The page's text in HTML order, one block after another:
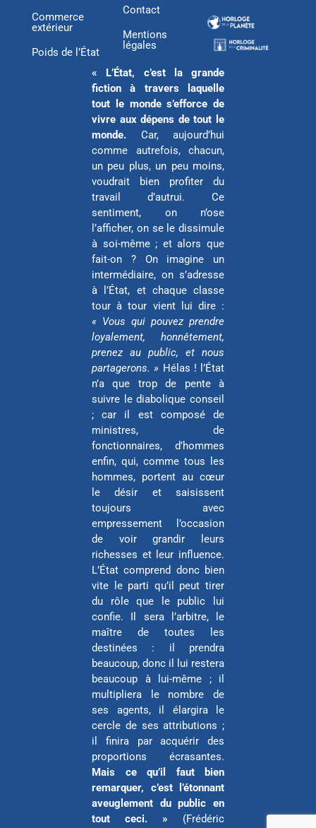
Commerce
extérieur
Poids de l’État
Contact
Mentions
légales
t
t
e
d
i
n
« L’État, c’est la grande
fiction à travers laquelle
tout le monde s’efforce de
vivre aux dépens de tout le
monde. Car, aujourd’hui
comme autrefois, chacun,
un peu plus, un peu moins,
voudrait bien profiter du
travail d’autrui. Ce
sentiment, on n’ose
l’afficher, on se le dissimule
à soi-même ; et alors que
fait-on ? On imagine un
intermédiaire, on s’adresse
à l’État, et chaque classe
tour à tour vient lui dire :
« Vous qui pouvez prendre
loyalement, honnêtement,
prenez au public, et nous
partagerons. » Hélas ! l’État
n’a que trop de pente à
suivre le diabolique conseil
; car il est composé de
ministres, de
fonctionnaires, d’hommes
enfin, qui, comme tous les
hommes, portent au cœur
le désir et saisissent
toujours avec
empressement l’occasion
de voir grandir leurs
richesses et leur influence.
L’État comprend donc bien
vite le parti qu’il peut tirer
du rôle que le public lui
confie. Il sera l’arbitre, le
maître de toutes les
destinées : il prendra
beaucoup, donc il lui restera
beaucoup à lui-même ; il
multipliera le nombre de
ses agents, il élargira le
cercle de ses attributions ;
il finira par acquérir des
proportions écrasantes.
Mais ce qu’il faut bien
remarquer, c’est l’étonnant
aveuglement du public en
tout ceci. » (Frédéric